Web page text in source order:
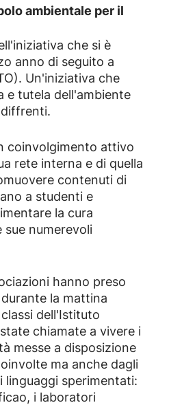
ambientale per il
che si è
anno di seguito a
Un'iniziativa che
e tutela dell'ambiente
coinvolgimento attivo
rete interna e di quella
contenuti di
a studenti e
la cura
sue numerevoli
hanno preso
la mattina
dell'Istituto
chiamate a vivere i
messe a disposizione
ma anche dagli
linguaggi sperimentati:
i laboratori